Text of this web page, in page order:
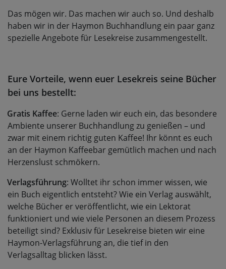
Das mögen wir. Das machen wir auch so. Und deshalb
haben wir in der Haymon Buchhandlung ein paar ganz
spezielle Angebote für Lesekreise zusammengestellt.
Eure Vorteile, wenn euer Lesekreis seine Bücher
bei uns bestellt:
Gratis Kaffee: Gerne laden wir euch ein, das besondere
Ambiente unserer Buchhandlung zu genießen – und
zwar mit einem richtig guten Kaffee! Ihr könnt es euch
an der Haymon Kaffeebar gemütlich machen und nach
Herzenslust schmökern.
Verlagsführung: Wolltet ihr schon immer wissen, wie
ein Buch eigentlich entsteht? Wie ein Verlag auswählt,
welche Bücher er veröffentlicht, wie ein Lektorat
funktioniert und wie viele Personen an diesem Prozess
beteiligt sind? Exklusiv für Lesekreise bieten wir eine
Haymon-Verlagsführung an, die tief in den
Verlagsalltag blicken lässt.